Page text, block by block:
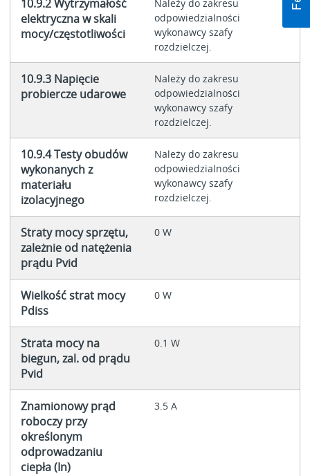
10.9.2 Wytrzymałość
elektryczna w skali
mocy/częstotliwości
Należy do zakresu
odpowiedzialności
wykonawcy szafy
rozdzielczej.
10.9.3 Napięcie
probiercze udarowe
Należy do zakresu
odpowiedzialności
wykonawcy szafy
rozdzielczej.
10.9.4 Testy obudów
wykonanych z
materiału
izolacyjnego
Należy do zakresu
odpowiedzialności
wykonawcy szafy
rozdzielczej.
Straty mocy sprzętu,
zależnie od natężenia
prądu Pvid
0 W
Wielkość strat mocy
Pdiss
0 W
Strata mocy na
biegun, zal. od prądu
Pvid
0.1 W
Znamionowy prąd
roboczy przy
określonym
odprowadzaniu
ciepła (In)
3.5 A